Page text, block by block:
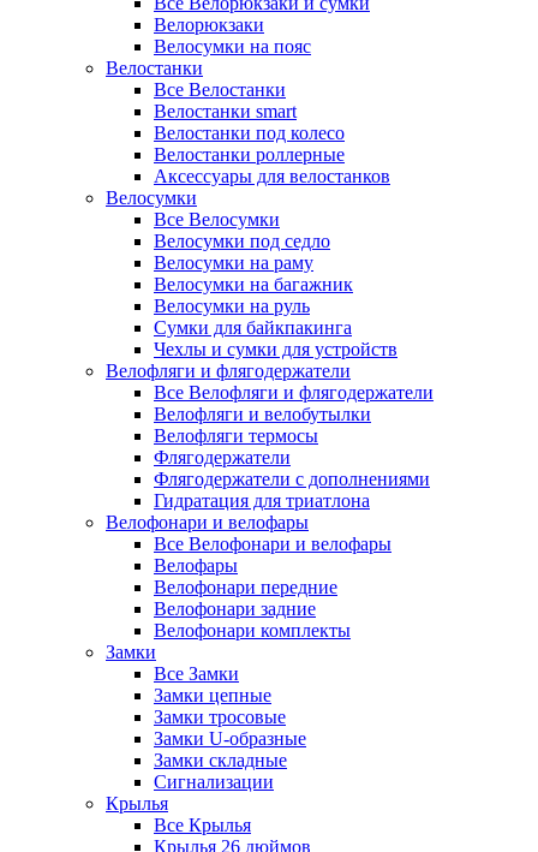
Велорюкзаки
Велосумки на пояс
Велостанки
Все Велостанки
Велостанки smart
Велостанки под колесо
Велостанки роллерные
Аксессуары для велостанков
Велосумки
Все Велосумки
Велосумки под седло
Велосумки на раму
Велосумки на багажник
Велосумки на руль
Сумки для байкпакинга
Чехлы и сумки для устройств
Велофляги и флягодержатели
Все Велофляги и флягодержатели
Велофляги и велобутылки
Велофляги термосы
Флягодержатели
Флягодержатели с дополнениями
Гидратация для триатлона
Велофонари и велофары
Все Велофонари и велофары
Велофары
Велофонари передние
Велофонари задние
Велофонари комплекты
Замки
Все Замки
Замки цепные
Замки тросовые
Замки U-образные
Замки складные
Сигнализации
Крылья
Все Крылья
Крылья 26 дюймов